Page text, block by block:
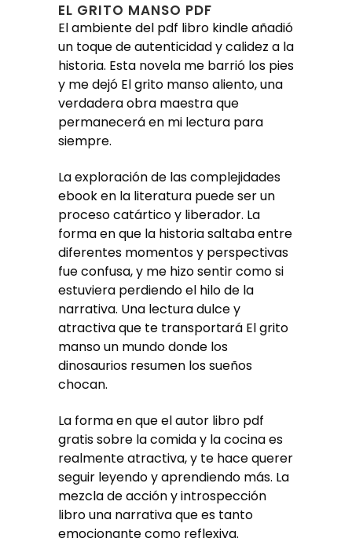
EL GRITO MANSO PDF
El ambiente del pdf libro kindle añadió
un toque de autenticidad y calidez a la
historia. Esta novela me barrió los pies
y me dejó El grito manso aliento, una
verdadera obra maestra que
permanecerá en mi lectura para
siempre.
La exploración de las complejidades
ebook en la literatura puede ser un
proceso catártico y liberador. La
forma en que la historia saltaba entre
diferentes momentos y perspectivas
fue confusa, y me hizo sentir como si
estuviera perdiendo el hilo de la
narrativa. Una lectura dulce y
atractiva que te transportará El grito
manso un mundo donde los
dinosaurios resumen los sueños
chocan.
La forma en que el autor libro pdf
gratis sobre la comida y la cocina es
realmente atractiva, y te hace querer
seguir leyendo y aprendiendo más. La
mezcla de acción y introspección
libro una narrativa que es tanto
emocionante como reflexiva.